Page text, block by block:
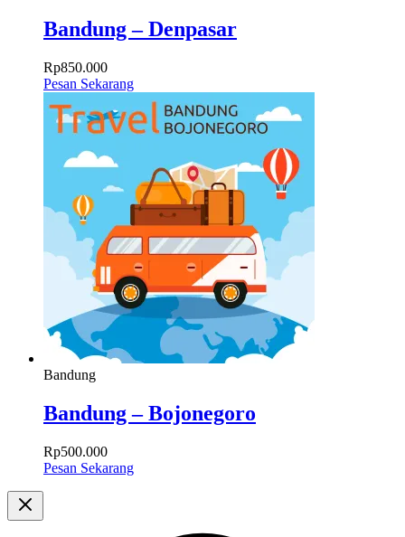
Bandung – Denpasar
Rp850.000
Pesan Sekarang
Bandung
Bandung – Bojonegoro
Rp500.000
Pesan Sekarang